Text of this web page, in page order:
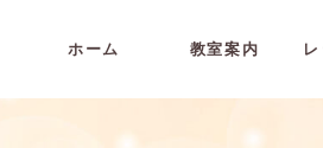
ホーム 教室案内